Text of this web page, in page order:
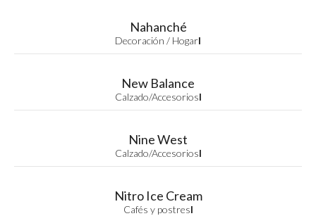
Nahanché
Decoración / HogarI
New Balance
Calzado/AccesoriosI
Nine West
Calzado/AccesoriosI
Nitro Ice Cream
Cafés y postresI